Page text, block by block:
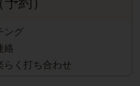
ング
絡
らく打ち合わせ